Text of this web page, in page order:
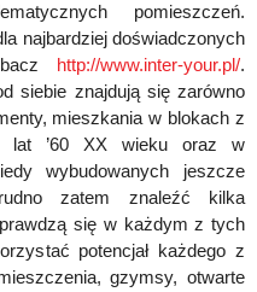
pomieszczeń.
najbardziej doświadczonych
http://www.inter-your.pl/.
siebie znajdują się zarówno
mieszkania w blokach z
lat ’60 XX wieku oraz w
wybudowanych jeszcze
zatem znaleźć kilka
się w każdym z tych
potencjał każdego z
gzymsy, otwarte